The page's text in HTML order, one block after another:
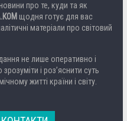
про те, куди та як
щодня готує для вас
матеріали про світовий
не лише оперативно і
і роз’яснити суть
житті країни і світу.